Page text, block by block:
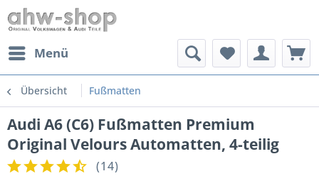
Menü
Übersicht Fußmatten
Audi A6 (C6) Fußmatten Premium
Original Velours Automatten, 4-teilig
(14)